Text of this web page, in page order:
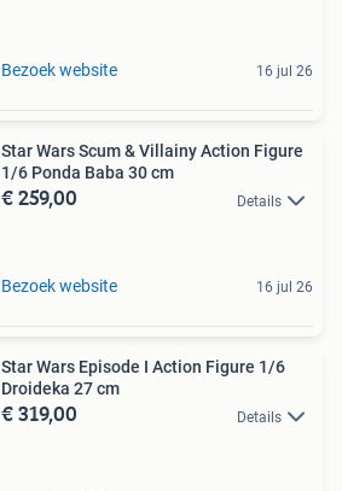
Bezoek website 16 jul 26
Star Wars Scum & Villainy Action Figure
1/6 Ponda Baba 30 cm
€ 259,00 Details
Bezoek website 16 jul 26
Star Wars Episode I Action Figure 1/6
Droideka 27 cm
€ 319,00 Details